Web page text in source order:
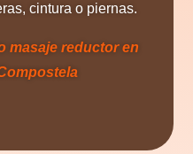
cintura o piernas.
masaje reductor en